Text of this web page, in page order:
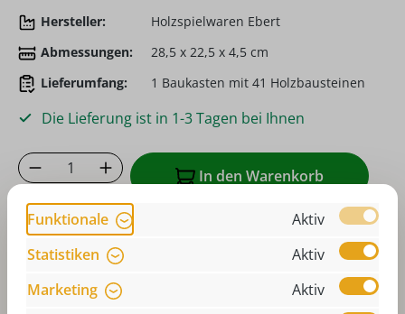
Hersteller:
Holzspielwaren Ebert
Abmessungen:
28,5 x 22,5 x 4,5 cm
Lieferumfang:
1 Baukasten mit 41 Holzbausteinen
Die Lieferung ist in 1-3 Tagen bei Ihnen
Produkt Anzahl: Gib den gewünschten
In den Warenkorb
Zum Merkzettel hinzufügen
oder sofort bestellen mit
Funktionale
Aktiv
Statistiken
Aktiv
Marketing
Aktiv